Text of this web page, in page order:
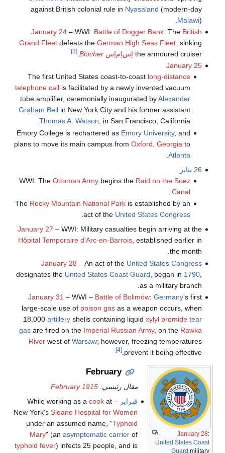
against British colonial rule in Nyasaland (modern-day
Malawi).
January 24– WWI: Battle of Dogger Bank: The British
Grand Fleetdefeats the German High Seas Fleet, sinking
the armoured cruiser إس‌إم‌إسBlücher
.
[3]
January 25
The first United States coast-to-coast long-distance
telephone call is facilitated by a newly invented vacuum
tube amplifier, ceremonially inaugurated byAlexander
Graham Bell in New York City and his former assistant
Thomas A. Watson, in San Francisco, California.
Emory College is rechartered as Emory University, and
plans to move its main campus fromOxford, Georgia to
Atlanta
.
26 يناير
WWI: TheOttoman Army begins the Raid on the Suez
Canal
.
The Rocky Mountain National Park is established by an
act of the United States Congress
.
January 27 – WWI: Military casualties begin arriving at the
Hôpital Temporaire d'Arc-en-Barrois, established earlier in
the month.
January 28 – An act of the United States Congress
designates the United States Coast Guard , began in 1790,
as a military branch.
January 31 – WWI – Battle of Bolimów: Germany's first
large-scale use of poison gasas a weapon occurs, when
18,000 artilleryshells containing liquid xylyl bromide tear
gasare fired on the Imperial Russian Army, on the Rawka
Riverwest of Warsaw; however, freezing temperatures
prevent it being effective.
[4]
January 28:
United States Coast
Guard military
February
مقال رئيسي: February 1915
فبراير – While working as a
cook at
New York'sSloane Hospital for Women
under an assumed name, "Typhoid
Mary" (anasymptomatic carrier of
typhoid fever) infects 25 people, and is